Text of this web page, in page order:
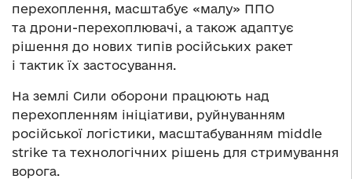
перехоплення, масштабує «малу» ППО
та дрони-перехоплювачі, а також адаптує
рішення до нових типів російських ракет
і тактик їх застосування.
На землі Сили оборони працюють над
перехопленням ініціативи, руйнуванням
російської логістики, масштабуванням middle
strike та технологічних рішень для стримування
ворога.